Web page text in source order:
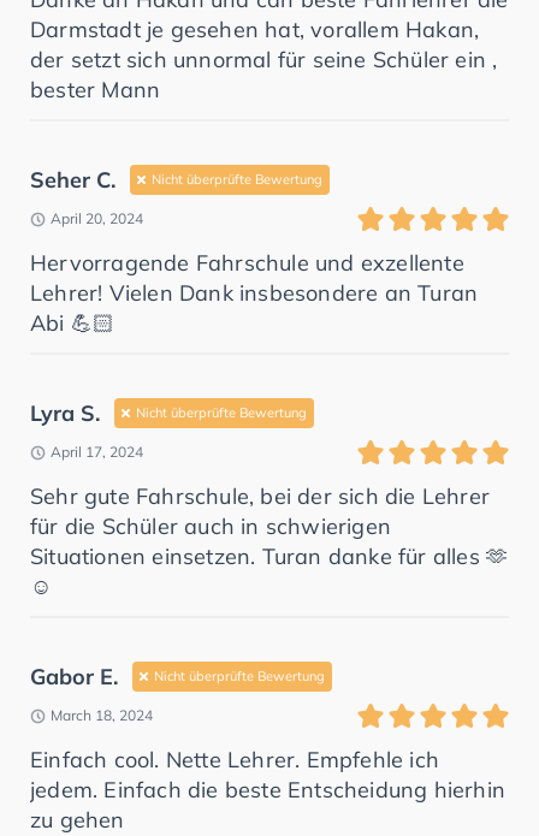
Darmstadt je gesehen hat, vorallem Hakan,
der setzt sich unnormal für seine Schüler ein ,
bester Mann
Seher C. Nicht überprüfte Bewertung
April 20, 2024
Hervorragende Fahrschule und exzellente
Lehrer! Vielen Dank insbesondere an Turan
Abi 💪🏻
Lyra S. Nicht überprüfte Bewertung
April 17, 2024
Sehr gute Fahrschule, bei der sich die Lehrer
für die Schüler auch in schwierigen
Situationen einsetzen. Turan danke für alles 🫶
☺️
Gabor E. Nicht überprüfte Bewertung
March 18, 2024
Einfach cool. Nette Lehrer. Empfehle ich
jedem. Einfach die beste Entscheidung hierhin
zu gehen